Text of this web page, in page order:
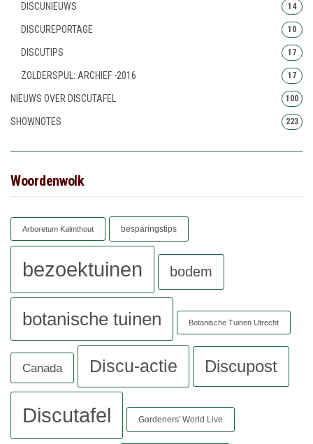
DISCUNIEUWS 14
DISCUREPORTAGE 10
DISCUTIPS 17
ZOLDERSPUL: ARCHIEF -2016 17
NIEUWS OVER DISCUTAFEL 100
SHOWNOTES 223
Woordenwolk
Arboretum Kalmthout besparingstips
bezoektuinen bodem
botanische tuinen Botanische Tuinen Utrecht
Canada Discu-actie Discupost
Discutafel Gardeners' World Live